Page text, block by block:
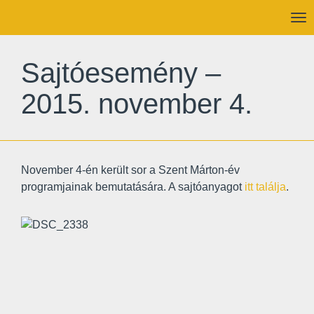
Sajtóesemény –
2015. november 4.
November 4-én került sor a Szent Márton-év
programjainak bemutatására. A sajtóanyagot itt találja.